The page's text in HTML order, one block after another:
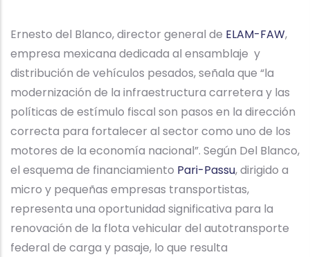
Ernesto del Blanco, director general de ELAM-FAW,
empresa mexicana dedicada al ensamblaje y
distribución de vehículos pesados, señala que “la
modernización de la infraestructura carretera y las
políticas de estímulo fiscal son pasos en la dirección
correcta para fortalecer al sector como uno de los
motores de la economía nacional”. Según Del Blanco,
el esquema de financiamiento Pari-Passu, dirigido a
micro y pequeñas empresas transportistas,
representa una oportunidad significativa para la
renovación de la flota vehicular del autotransporte
federal de carga y pasaje, lo que resulta